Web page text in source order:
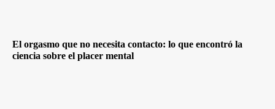
El orgasmo que no necesita contacto: lo que encontró la
ciencia sobre el placer mental